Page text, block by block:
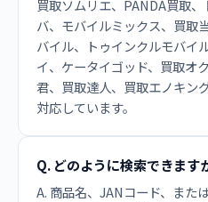
買取ソムリエ、PANDA買取
バ、モバイルミックス、買取
バイル、トゥインクルモバイ
イ、ケータイゴッド、買取オ
君、買取達人、買取エノキン
対応しています。
Q. どのように検索できます
A. 商品名、JANコード、また